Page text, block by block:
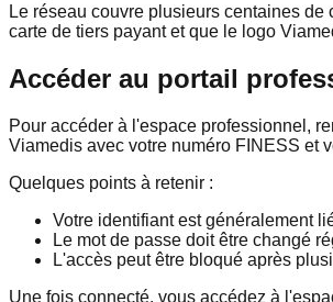
Le réseau couvre plusieurs centaines
carte de tiers payant et que le logo
Accéder au portail
Pour accéder à l'espace professionnel,
Viamedis avec votre numéro FINESS et
Quelques points à retenir :
Votre identifiant est généralement
Le mot de passe doit être changé
L'accès peut être bloqué après
Une fois connecté, vous accédez à